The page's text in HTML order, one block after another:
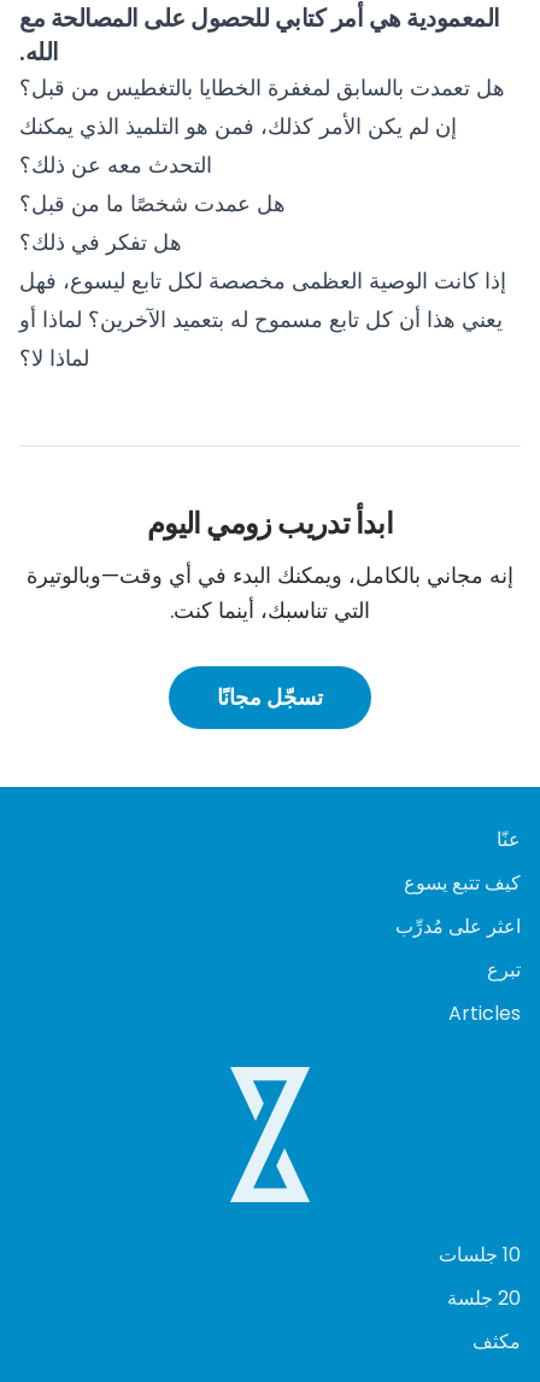
المعمودية هي أمر كتابي للحصول على المصالحة مع
الله.
هل تعمدت بالسابق لمغفرة الخطايا بالتغطيس من قبل؟
إن لم يكن الأمر كذلك، فمن هو التلميذ الذي يمكنك
التحدث معه عن ذلك؟
هل عمدت شخصًا ما من قبل؟
هل تفكر في ذلك؟
إذا كانت الوصية العظمى مخصصة لكل تابع ليسوع، فهل
يعني هذا أن كل تابع مسموح له بتعميد الآخرين؟ لماذا أو
لماذا لا؟
ابدأ تدريب زومي اليوم
إنه مجاني بالكامل، ويمكنك البدء في أي وقت—وبالوتيرة
التي تناسبك، أينما كنت.
تسجّل مجانًا
عنّا
كيف تتبع يسوع
اعثر على مُدرِّب
تبرع
Articles
10 جلسات
20 جلسة
مكثف